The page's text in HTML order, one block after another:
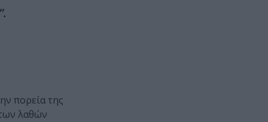
πορεία της
λαθών